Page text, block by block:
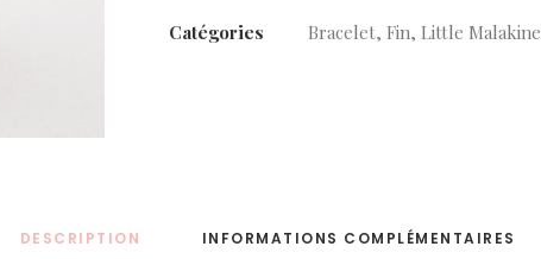
Catégories Bracelet, Fin, Little Malakine
DESCRIPTION INFORMATIONS COMPLÉMENTAIRES